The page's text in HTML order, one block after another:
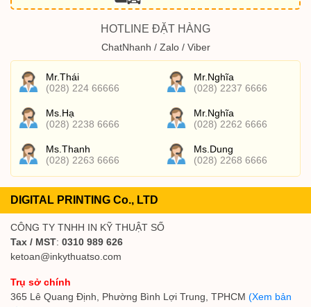
HOTLINE ĐẶT HÀNG
ChatNhanh / Zalo / Viber
Mr.Thái
(028) 224 66666
Mr.Nghĩa
(028) 2237 6666
Ms.Hạ
(028) 2238 6666
Mr.Nghĩa
(028) 2262 6666
Ms.Thanh
(028) 2263 6666
Ms.Dung
(028) 2268 6666
DIGITAL PRINTING Co., LTD
CÔNG TY TNHH IN KỸ THUẬT SỐ
Tax / MST: 0310 989 626
ketoan@inkythuatso.com
Trụ sở chính
365 Lê Quang Định, Phường Bình Lợi Trung, TPHCM (Xem bản